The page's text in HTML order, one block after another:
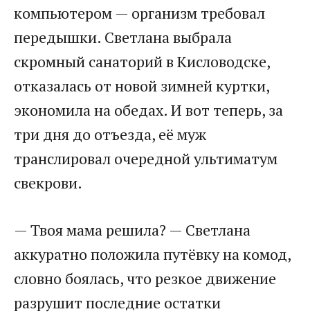
компьютером — организм требовал
передышки. Светлана выбрала
скромный санаторий в Кисловодске,
отказалась от новой зимней куртки,
экономила на обедах. И вот теперь, за
три дня до отъезда, её муж
транслировал очередной ультиматум
свекрови.
— Твоя мама решила? — Светлана
аккуратно положила путёвку на комод,
словно боялась, что резкое движение
разрушит последние остатки